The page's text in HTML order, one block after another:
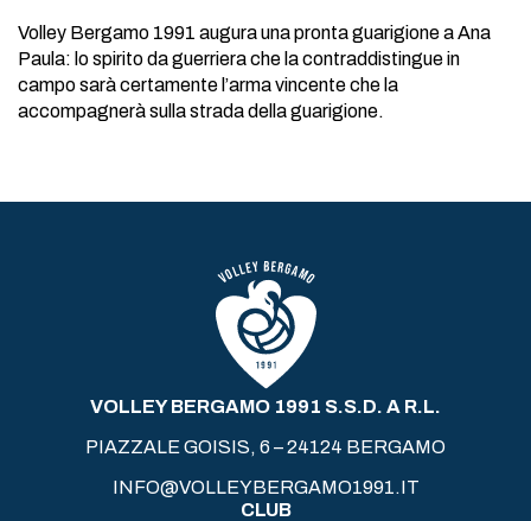
Volley Bergamo 1991 augura una pronta guarigione a Ana
Paula: lo spirito da guerriera che la contraddistingue in
campo sarà certamente l’arma vincente che la
accompagnerà sulla strada della guarigione.
VOLLEY BERGAMO 1991 S.S.D. A R.L.
PIAZZALE GOISIS, 6 – 24124 BERGAMO
INFO@VOLLEYBERGAMO1991.IT
CLUB